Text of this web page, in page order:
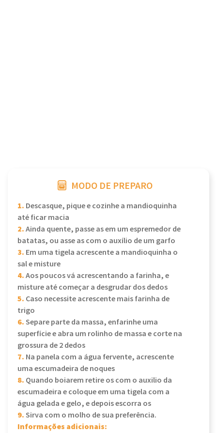
MODO DE PREPARO
1. Descasque, pique e cozinhe a mandioquinha
até ficar macia
2.Ainda quente, passe as em um espremedor de
batatas, ou asse as com o auxílio de um garfo
3. Em uma tigela acrescente a mandioquinha o
sal e misture
4.Aos poucos vá acrescentando a farinha, e
misture até começar a desgrudar dos dedos
5. Caso necessite acrescente mais farinha de
trigo
6.Separe parte da massa, enfarinhe uma
superfície e abra um rolinho de massa e corte na
grossura de 2 dedos
7. Na panela com a água fervente, acrescente
uma escumadeira de noques
8. Quando boiarem retire os com o auxilio da
escumadeira e coloque em uma tigela com a
água gelada e gelo, e depois escorra os
9.Sirva com o molho de sua preferência.
Informações adicionais: